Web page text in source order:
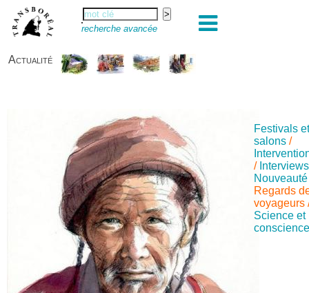
recherche avancée
Actualité
Festivals
salons /
/ Interviews
Nouveauté
Regards
voyageurs
Science et